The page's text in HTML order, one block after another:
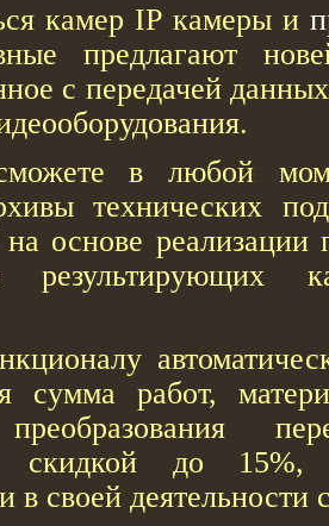
камер IP камеры и
предлагают
с передачей
в любой
технических
на основе
сумма работ,
преобразования
скидкой до
в своей